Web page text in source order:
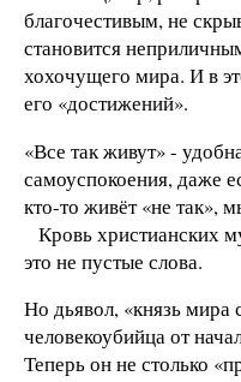
благочестивым, не
становится
хохочущего мира. И в
его «достижений».
«Все так живут» -
самоуспокоения, даже
кто-то живёт «не так»,
Кровь христианских
это не пустые слова.
Но дьявол, «князь мира
человекоубийца от
Теперь он не столько